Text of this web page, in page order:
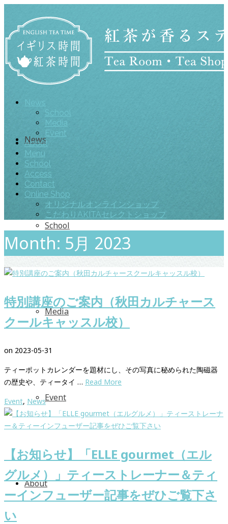
News
School
Media
Event
About
News
School
Media
Event
About
Menu
School
Access
Contact
Online Shop
オリジナルオンラインショップ
こだわりAKITAセレクトショップ
Month: 5月 2023
特別講座のご案内（秋田カルチャース
クールキャッスル校）
on 2023-05-31
ティーポットカレンダーを題材にし、その写真に秘められた陶磁器
の歴史や、ティータイ … Read More
Event, News
【お知らせ】「ELLE gourmet（エル
グルメ）」ティーストレーナー＆ティ
ーインフューザー記事をぜひご覧下さ
い